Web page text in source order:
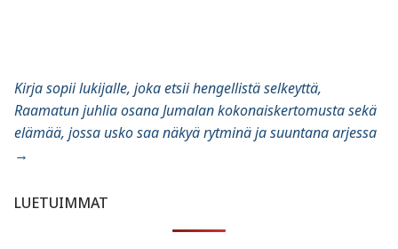
Kirja sopii lukijalle, joka etsii hengellistä selkeyttä,
Raamatun juhlia osana Jumalan kokonaiskertomusta sekä
elämää, jossa usko saa näkyä rytminä ja suuntana arjessa
→
LUETUIMMAT